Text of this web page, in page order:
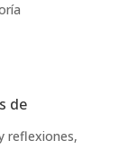
de
reflexiones,